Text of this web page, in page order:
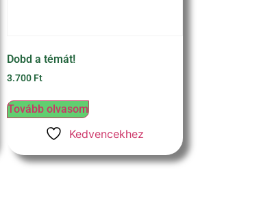
Dobd a témát!
3.700 Ft
Tovább olvasom
Kedvencekhez